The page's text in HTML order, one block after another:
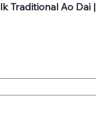
Traditional Ao Dai |